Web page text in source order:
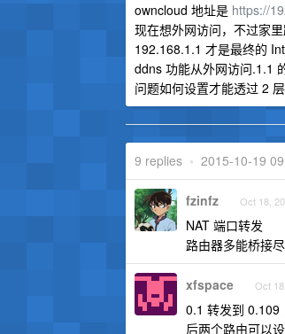
owncloud 地址是 https://
现在想外网访问，不过家
192.168.1.1 才是最终的
ddns 功能从外网访问.1.1
问题如何设置才能透过 2
9 replies • 2015-10-19
fzinfz Oct 18,
NAT 端口转发
路由器多能桥接
xfspace Oct
0.1 转发到 0.109
后两个路由可以